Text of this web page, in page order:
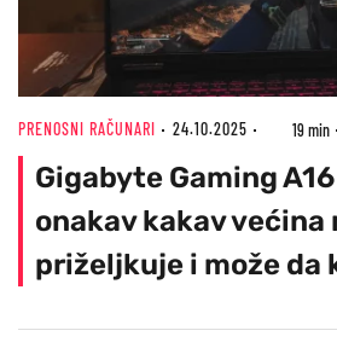
PRENOSNI RAČUNARI 24.10.2025 19 min
Gigabyte Gaming
onakav kakav većina
priželjkuje i može da